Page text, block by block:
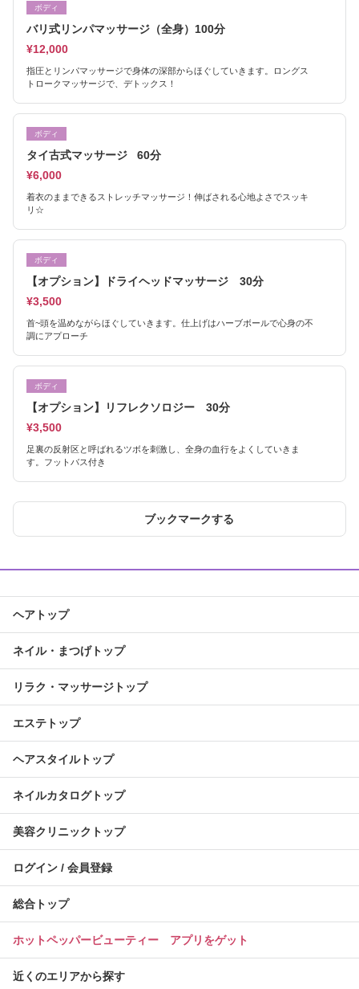
ボディ
バリ式リンパマッサージ（全身）100分
¥12,000
指圧とリンパマッサージで身体の深部からほぐしていきます。ロングス
トロークマッサージで、デトックス！
ボディ
タイ古式マッサージ 60分
¥6,000
着衣のままできるストレッチマッサージ！伸ばされる心地よさでスッキ
リ☆
ボディ
【オプション】ドライヘッドマッサージ 30分
¥3,500
首~頭を温めながらほぐしていきます。仕上げはハーブボールで心身の不
調にアプローチ
ボディ
【オプション】リフレクソロジー 30分
¥3,500
足裏の反射区と呼ばれるツボを刺激し、全身の血行をよくしていきま
す。フットバス付き
ブックマークする
ヘアトップ
ネイル・まつげトップ
リラク・マッサージトップ
エステトップ
ヘアスタイルトップ
ネイルカタログトップ
美容クリニックトップ
ログイン / 会員登録
総合トップ
ホットペッパービューティー アプリをゲット
近くのエリアから探す